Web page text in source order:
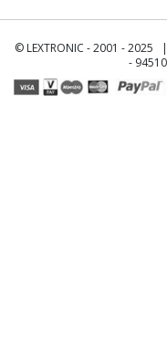
© LEXTRONIC - 2001 -
-